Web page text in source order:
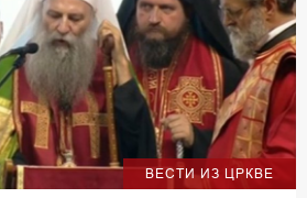
ВЕСТИ ИЗ ЦРКВЕ